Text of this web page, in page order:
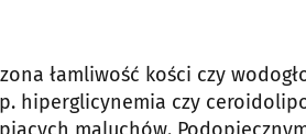
łamliwość kości czy
hiperglicynemia czy